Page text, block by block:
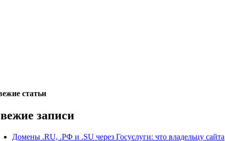
статьи
записи
Домены .RU, .РФ и .SU через Госуслуги: что владельцу сайта